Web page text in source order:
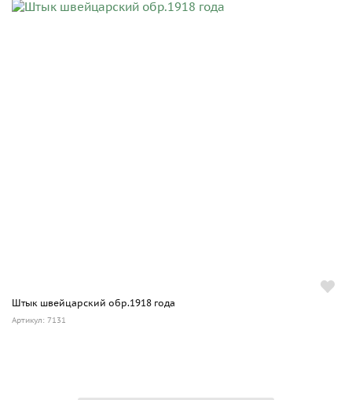
Штык швейцарский обр.1918 года
Артикул: 7131